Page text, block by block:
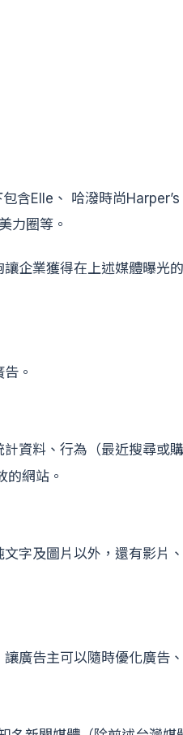
包含Elle、 哈潑時尚
力圈等。
企業獲得在上述媒體曝光
。
資料、行為（最近搜尋或
的網站。
字及圖片以外，還有影片
廣告主可以隨時優化廣告